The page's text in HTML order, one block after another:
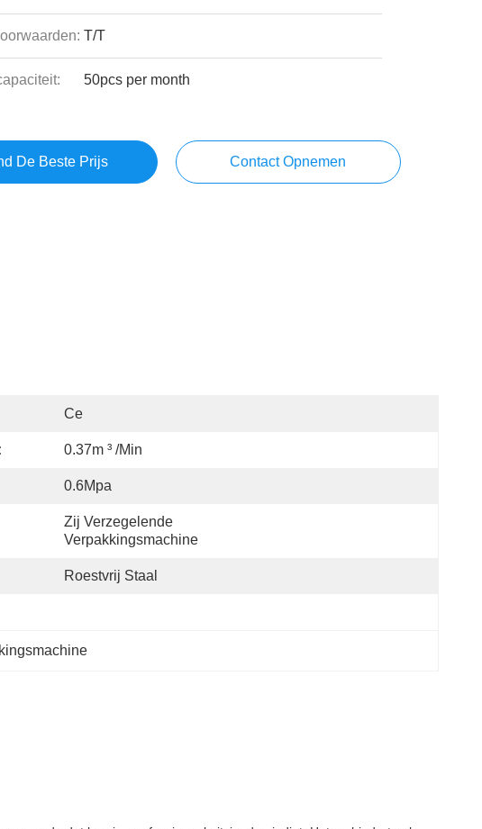
T/T
50pcs per month
De Beste Prijs Contact Opnemen
Ce
0.37m ³ /min
0.6Mpa
Zij Verzegelende
Verpakkingsmachine
Roestvrij Staal